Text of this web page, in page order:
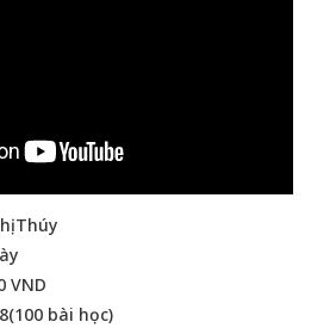
Thúy
VND
bài học)